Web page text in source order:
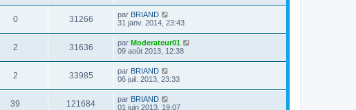
0 31266 par BRIAND
31 janv. 2014, 23:43
2 31636 par Moderateur01
09 août 2013, 12:38
2 33985 par BRIAND
06 juil. 2013, 23:33
39 121684 par BRIAND
01 juin 2013, 19:07